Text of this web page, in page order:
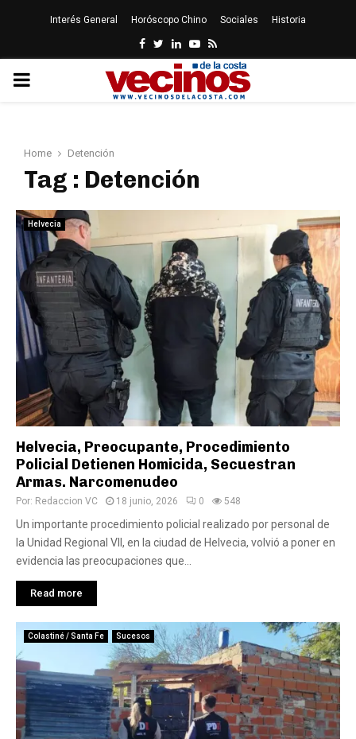
Interés General Horóscopo Chino Sociales Historia
Facebook
Twitter
LinkedinYoutube
Rss
PRIMARY
Home Detención
Tag : Detención
Helvecia
Helvecia, Preocupante, Procedimiento
Policial Detienen Homicida, Secuestran
Armas. Narcomenudeo
Por: Redaccion VC 18 junio, 2026 0 548
Un importante procedimiento policial realizado por personal de
la Unidad Regional VII, en la ciudad de Helvecia, volvió a poner en
evidencia las preocupaciones que...
Read more
Colastiné / Santa Fe Sucesos